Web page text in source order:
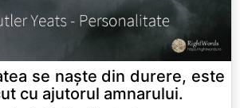
se naște din durere, este
cu ajutorul amnarului.